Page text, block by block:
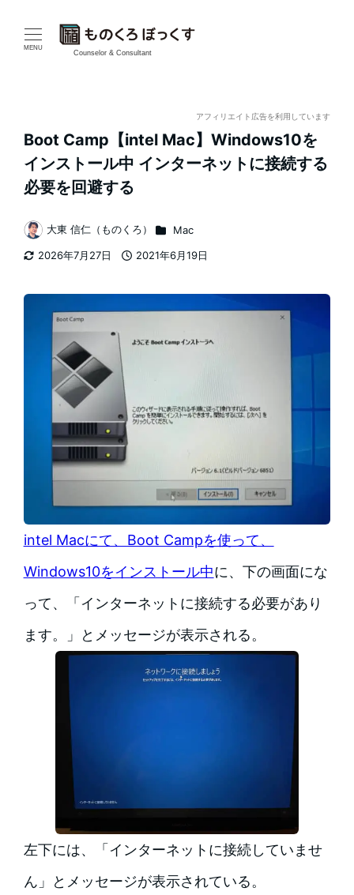
MENU
Counselor & Consultant
アフィリエイト広告を利用しています
Boot Camp【intel Mac】Windows10を
インストール中 インターネットに接続する
必要を回避する
2026年7月27日
2021年6月19日
著
者
大東 信仁（ものくろ） カテゴリー
Mac
intel Macにて、Boot Campを使って、
Windows10をインストール中に、下の画面にな
って、「インターネットに接続する必要があり
ます。」とメッセージが表示される。
左下には、「インターネットに接続していませ
ん」とメッセージが表示されている。